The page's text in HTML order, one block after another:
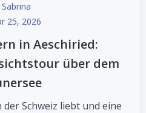
Sabrina
25, 2026
in Aeschiried:
über dem
Schweiz liebt und eine